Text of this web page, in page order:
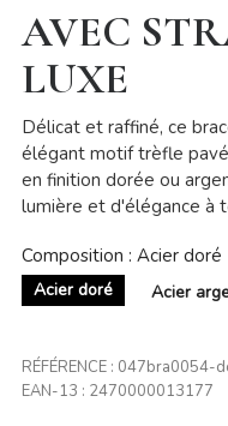
AVEC
LUXE
Délicat et raffiné, ce
élégant motif trèfle
en finition dorée ou
lumière et d'élégance à
Composition : Acier doré
Acier doré Acier
RÉFÉRENCE : 047bra0054-
EAN-13 : 2470000013177